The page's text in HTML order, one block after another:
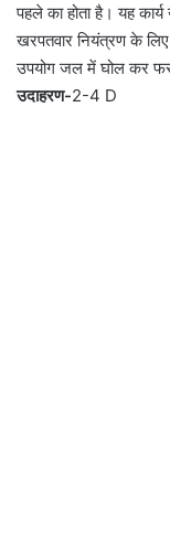
पहले का होता है। यह
खरपतवार नियंत्रण के
उपयोग जल में घोल कर
उदाहरण-2-4 D